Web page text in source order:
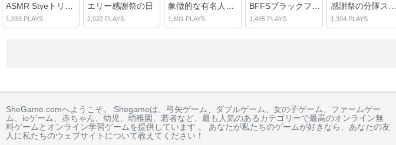
1,933 PLAYS
エリー感謝祭の日
2,022 PLAYS 1,691 PLAYS 1,495 PLAYS 1,394 PLAYS
SheGame.comへようこそ。 Shegameは、弓矢ゲーム、ダブルゲーム、女の子ゲーム、ファームゲー
ム、ioゲーム、赤ちゃん、幼児、幼稚園、若者など、最も人気のあるカテゴリーで最高のオンライン無
料ゲームとオンライン学習ゲームを提供しています 。 あなたが私たちのゲームが好きなら、あなたの友
人に私たちのウェブサイトについて教えてください！